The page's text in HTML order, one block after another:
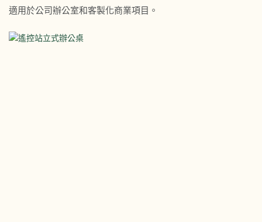
適用於公司辦公室和客製化商業項目。